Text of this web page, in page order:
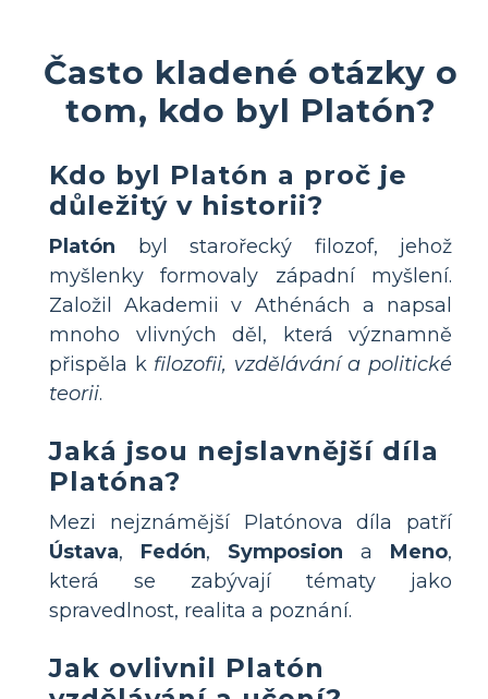
Často kladené otázky o
tom, kdo byl Platón?
Kdo byl Platón a proč je
důležitý v historii?
Platón byl starořecký filozof, jehož
myšlenky formovaly západní myšlení.
Založil Akademii v Athénách a napsal
mnoho vlivných děl, která významně
přispěla k filozofii, vzdělávání a politické
teorii.
Jaká jsou nejslavnější díla
Platóna?
Mezi nejznámější Platónova díla patří
Ústava, Fedón, Symposion a Meno,
která se zabývají tématy jako
spravedlnost, realita a poznání.
Jak ovlivnil Platón